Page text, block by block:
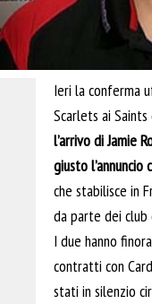
Ieri la conferma
Scarlets ai
l’arrivo di Jamie
giusto
che stabilisce in
da parte dei
I due hanno
contratti con
stati in silenzio